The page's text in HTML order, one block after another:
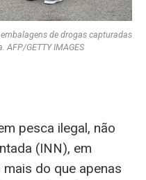
de drogas capturadas
AFP/GETTY IMAGES
pesca ilegal, não
(INN), em
do que apenas